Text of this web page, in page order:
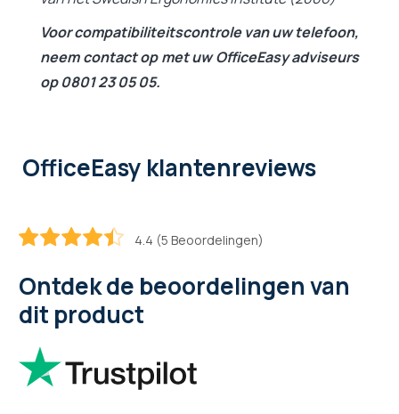
Voor compatibiliteitscontrole van uw telefoon,
neem contact op met uw OfficeEasy adviseurs
op 0801 23 05 05.
OfficeEasy klantenreviews
4.4 (5 Beoordelingen)
Ontdek de beoordelingen van
dit product